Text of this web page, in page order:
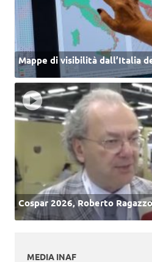
Mappe di visibilità dall’Italia
Cospar 2026, Roberto
MEDIA INAF